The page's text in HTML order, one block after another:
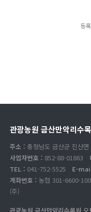
등
관광농원 금산만악리수
주소 : 충청남도 금산군 진산
사업자번호 : 852-88-01863
TEL : 041-752-5525 E-
계좌번호 : 농협 301-6600-
(주)